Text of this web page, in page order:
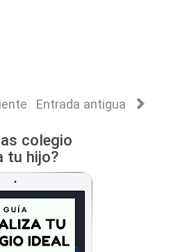
Entrada antigua
colegio
tu hijo?